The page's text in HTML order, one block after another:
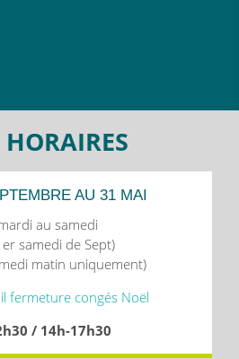
AU 31 MAI
au samedi
samedi de Sept)
matin uniquement)
fermeture congés Noël
/ 14h-17h30